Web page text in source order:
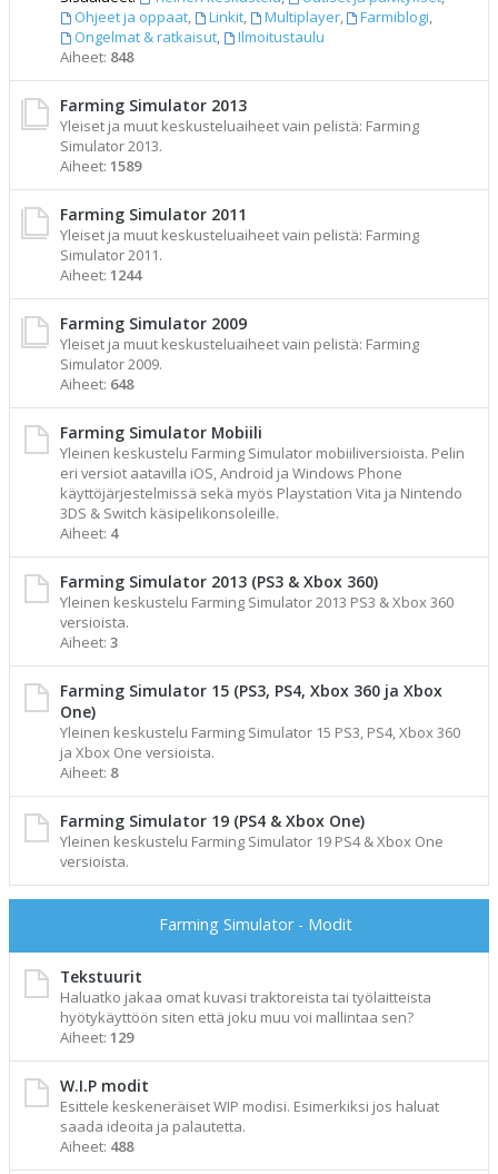
Ohjeet ja oppaat, Linkit, Multiplayer, Farmiblogi,
Ongelmat & ratkaisut,
Ilmoitustaulu
Aiheet: 848
Farming Simulator 2013
Yleiset ja muut keskusteluaiheet vain pelistä: Farming
Simulator 2013.
Aiheet: 1589
Farming Simulator 2011
Yleiset ja muut keskusteluaiheet vain pelistä: Farming
Simulator 2011.
Aiheet: 1244
Farming Simulator 2009
Yleiset ja muut keskusteluaiheet vain pelistä: Farming
Simulator 2009.
Aiheet: 648
Farming Simulator Mobiili
Yleinen keskustelu Farming Simulator mobiiliversioista. Pelin
eri versiot aatavilla iOS, Android ja Windows Phone
käyttöjärjestelmissä sekä myös Playstation Vita ja Nintendo
3DS & Switch käsipelikonsoleille.
Aiheet: 4
Farming Simulator 2013 (PS3 & Xbox 360)
Yleinen keskustelu Farming Simulator 2013 PS3 & Xbox 360
versioista.
Aiheet: 3
Farming Simulator 15 (PS3, PS4, Xbox 360 ja Xbox
One)
Yleinen keskustelu Farming Simulator 15 PS3, PS4, Xbox 360
ja Xbox One versioista.
Aiheet: 8
Farming Simulator 19 (PS4 & Xbox One)
Yleinen keskustelu Farming Simulator 19 PS4 & Xbox One
versioista.
Farming Simulator - Modit
Tekstuurit
Haluatko jakaa omat kuvasi traktoreista tai työlaitteista
hyötykäyttöön siten että joku muu voi mallintaa sen?
Aiheet: 129
W.I.P modit
Esittele keskeneräiset WIP modisi. Esimerkiksi jos haluat
saada ideoita ja palautetta.
Aiheet: 488